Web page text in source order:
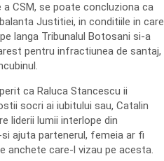
CSM, se poate concluziona ca
Justitiei, in conditiile in care
langa Tribunalul Botosani si-a
pentru infractiunea de santaj,
ca Raluca Stancescu ii
socri ai iubitului sau, Catalin
liderii lumii interlope din
ajuta partenerul, femeia ar fi
anchete care-l vizau pe acesta.